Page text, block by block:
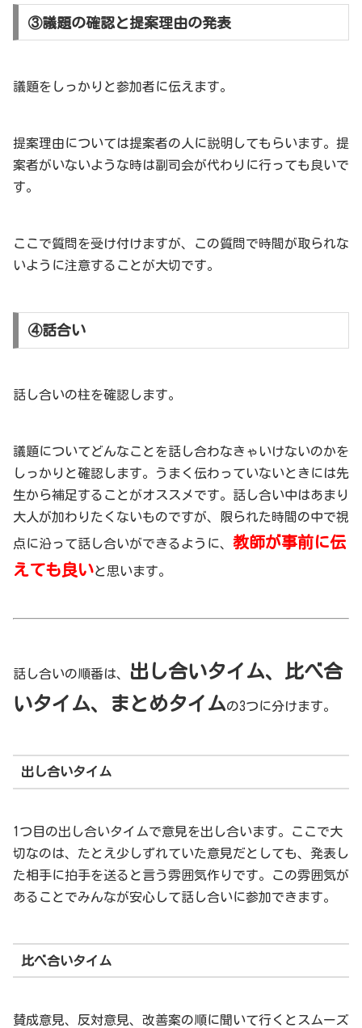
③議題の確認と提案理由の発表
議題をしっかりと参加者に伝えます。
提案理由については提案者の人に説明してもらいます。提
案者がいないような時は副司会が代わりに行っても良いで
す。
ここで質問を受け付けますが、この質問で時間が取られな
いように注意することが大切です。
④話合い
話し合いの柱を確認します。
議題についてどんなことを話し合わなきゃいけないのかを
しっかりと確認します。うまく伝わっていないときには先
生から補足することがオススメです。話し合い中はあまり
大人が加わりたくないものですが、限られた時間の中で視
点に沿って話し合いができるように、 教師が事前に伝
えても良いと思います。
話し合いの順番は、
出し合いタイム、比べ合
いタイム、まとめタイムの3つに分けます。
出し合いタイム
1つ目の出し合いタイムで意見を出し合います。ここで大
切なのは、たとえ少しずれていた意見だとしても、発表し
た相手に拍手を送ると言う雰囲気作りです。この雰囲気が
あることでみんなが安心して話し合いに参加できます。
比べ合いタイム
賛成意見、反対意見、改善案の順に聞いて行くとスムーズ